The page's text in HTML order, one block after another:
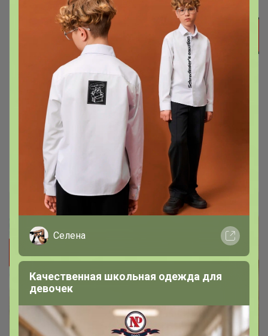
Изготовление под любую патологию
Цены крупного опта!
ЛЕНУSЯ
Селена
Качественная школьная одежда для
девочек